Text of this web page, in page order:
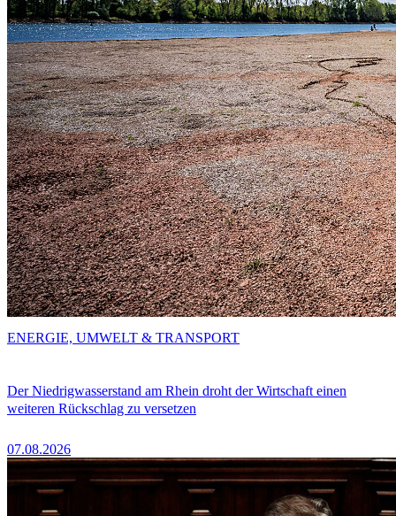
Der Niedrigwasserstand am Rhein droht der Wirtschaft einen
weiteren Rückschlag zu versetzen
07.08.2026
ENERGIE, UMWELT & TRANSPORT